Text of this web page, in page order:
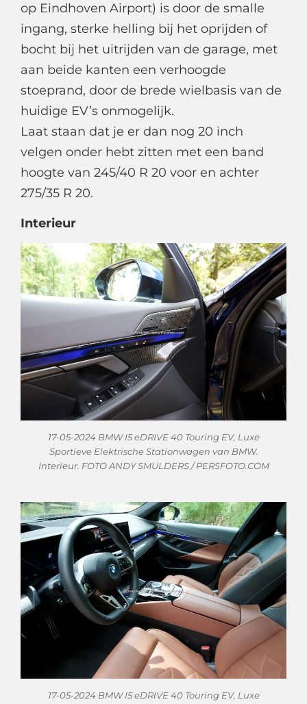
op Eindhoven Airport) is door de smalle
ingang, sterke helling bij het oprijden of
bocht bij het uitrijden van de garage, met
aan beide kanten een verhoogde
stoeprand, door de brede wielbasis van de
huidige EV’s onmogelijk.
Laat staan dat je er dan nog 20 inch
velgen onder hebt zitten met een band
hoogte van 245/40 R 20 voor en achter
275/35 R 20.
Interieur
17-05-2024 BMW I5 eDRIVE 40 Touring EV, Luxe
Sportieve Elektrische Stationwagen van BMW.
Interieur. FOTO ANDY SMULDERS / PERSFOTO.COM
17-05-2024 BMW I5 eDRIVE 40 Touring EV, Luxe